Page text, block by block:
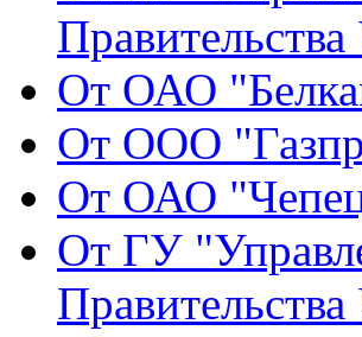
От ОАО
От ООО
От ОАО
От ГУ